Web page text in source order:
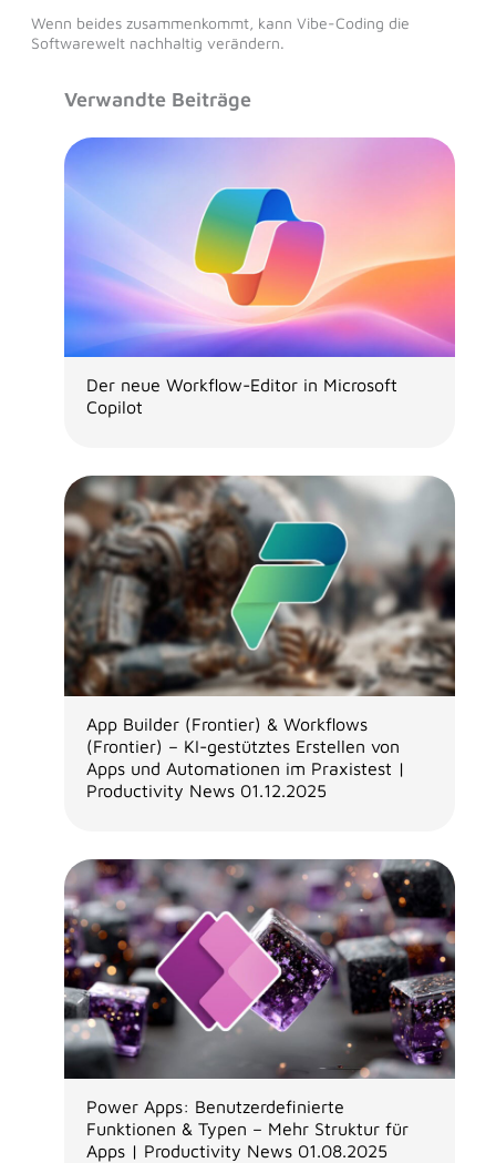
Wenn beides zusammenkommt, kann Vibe-Coding die
Softwarewelt nachhaltig verändern.
Verwandte Beiträge
Der neue Workflow-Editor in Microsoft
Copilot
App Builder (Frontier) & Workflows
(Frontier) – KI-gestütztes Erstellen von
Apps und Automationen im Praxistest |
Productivity News 01.12.2025
Power Apps: Benutzerdefinierte
Funktionen & Typen – Mehr Struktur für
Apps | Productivity News 01.08.2025